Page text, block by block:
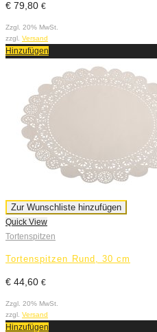
€ 79,80 €
Zzgl. 20% MwSt.
zzgl. Versand
Hinzufügen
Zur Wunschliste hinzufügen
Quick View
Tortenspitzen
Tortenspitzen Rund, 30 cm
€ 44,60 €
Zzgl. 20% MwSt.
zzgl. Versand
Hinzufügen